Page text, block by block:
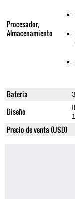
Procesador,
Almacenamiento
Bateria
Diseño
Precio de venta (USD)